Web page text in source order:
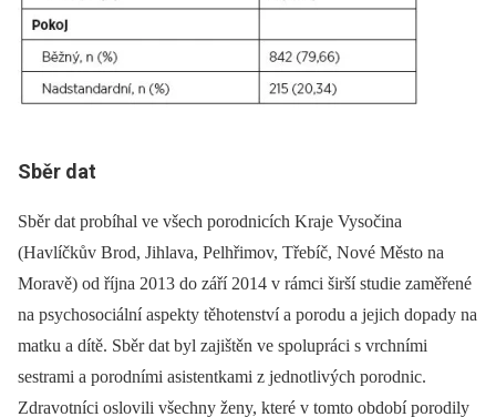
Sběr dat
Sběr dat probíhal ve všech porodnicích Kraje Vysočina
(Havlíčkův Brod, Jihlava, Pelhřimov, Třebíč, Nové Město na
Moravě) od října 2013 do září 2014 v rámci širší studie zaměřené
na psychosociální aspekty těhotenství a porodu a jejich dopady na
matku a dítě. Sběr dat byl zajištěn ve spolupráci s vrchními
sestrami a porodními asistentkami z jednotlivých porodnic.
Zdravotníci oslovili všechny ženy, které v tomto období porodily